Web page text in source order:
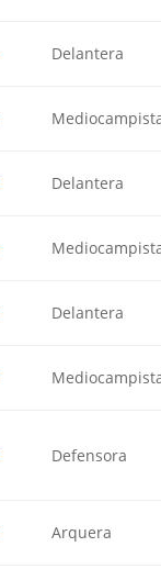
Delantera
Delantera
Delantera
Defensora
Arquera